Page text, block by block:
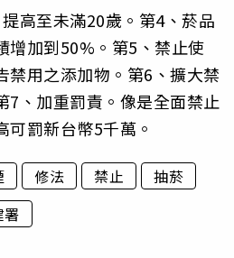
高至未滿20歲。第4、菸品
增加到50%。第5、禁止使
禁用之添加物。第6、擴大禁
7、加重罰責。像是全面禁止
可罰新台幣5千萬。
修法 禁止
抽菸
署